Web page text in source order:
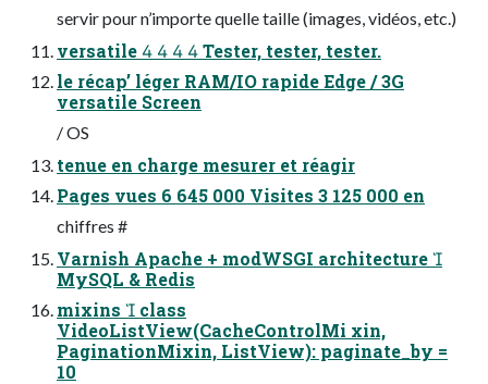
servir pour n’importe quelle taille (images, vidéos, etc.)
versatile     Tester, tester, tester.
le récap’ léger RAM/IO rapide Edge / 3G
versatile Screen
/ OS
tenue en charge mesurer et réagir
Pages vues 6 645 000 Visites 3 125 000 en
chiffres #
Varnish Apache + modWSGI architecture 
MySQL & Redis
mixins  class
VideoListView(CacheControlMi xin,
PaginationMixin, ListView): paginate_by =
10